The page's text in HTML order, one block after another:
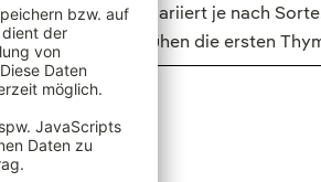
Ölen variiert je nach
Ab Mitte Mai blühen die ersten